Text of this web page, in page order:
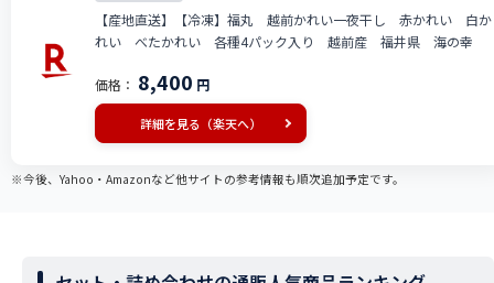
【産地直送】【冷凍】福丸 越前かれい一夜干し 赤かれい 白か
れい べたかれい 各種4パック入り 越前産 福井県 海の幸
価格： 8,400 円
詳細を見る（楽天へ）
※今後、Yahoo・Amazonなど他サイトの参考情報も順次追加予定です。